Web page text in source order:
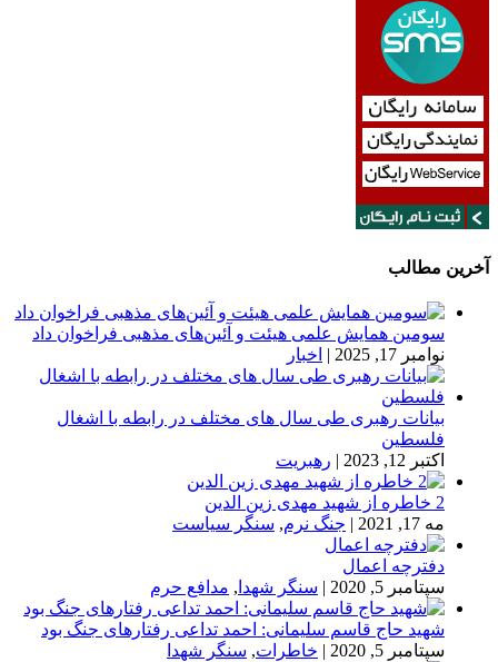
آخرین مطالب
سومین همایش علمی هیئت و آئین‌های مذهبی فراخوان داد
نوامبر 17, 2025
| اخبار
بیانات رهبری طی سال های مختلف در رابطه با اشغال
فلسطین
اکتبر 12, 2023
| رهبریت
2 خاطره از شهید مهدی زین الدین
مه 17, 2021
| جنگ نرم, سنگر سیاست
دفترچه اعمال
سپتامبر 5, 2020
| سنگر شهدا , مدافع حرم
شهید حاج قاسم سلیمانی: احمد تداعی رفتارهای جنگ بود
سپتامبر 5, 2020
| خاطرات, سنگر شهدا